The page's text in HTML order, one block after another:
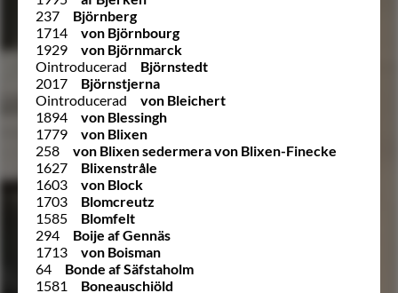
237
Björnberg
1714
von Björnbourg
1929
von Björnmarck
Ointroducerad
Björnstedt
2017
Björnstjerna
Ointroducerad
von Bleichert
1894
von Blessingh
1779
von Blixen
258
von Blixen sedermera von Blixen-Finecke
1627
Blixenstråle
1603
von Block
1703
Blomcreutz
1585
Blomfelt
294
Boije af Gennäs
1713
von Boisman
64
Bonde af Säfstaholm
1581
Boneauschiöld